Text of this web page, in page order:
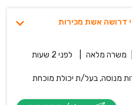
דרושה אשת מכירות
משרה מלאה לפני 2 שעות
מנוסה, בעל/ת יכולת מוכחת